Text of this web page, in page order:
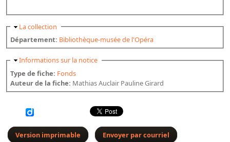
Revue de la Bibliothèque nationale de France
Directeurs de la Bibliothèque nationale du XIVe siècle à nos jours
Listes et biographies des directeurs de départements
Implantations de la Bibliothèque nationale de France
Le fil de l'histoire (frise chonologique)
La Bibliothèque nationale de France à livre ouvert
Gallica - Son histoire
Masquer
La collection
Département: Bibliothèque-musée de l'Opéra
Masquer
Informations sur la notice
Type de fiche: Fonds
Auteur de la fiche: Mathias Auclair Pauline Girard
Version imprimable Envoyer par courriel